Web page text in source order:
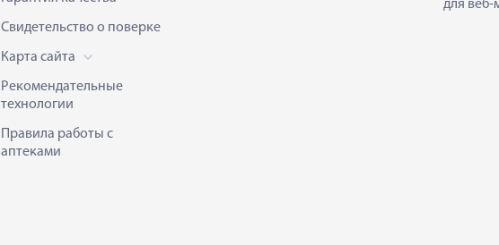
Свидетельство о поверке
Карта сайта
Рекомендательные
технологии
Правила работы с
аптеками
для веб-